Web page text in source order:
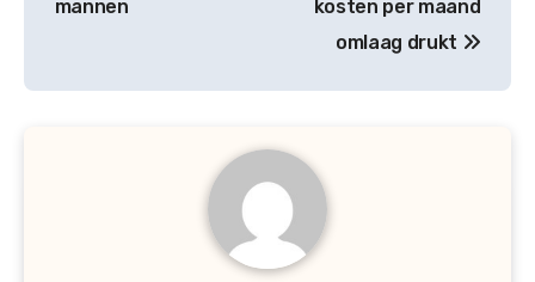
mannen
kosten per maand
omlaag drukt